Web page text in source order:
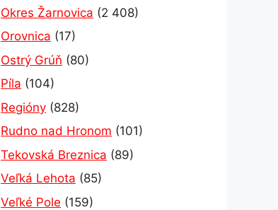
Okres Žarnovica (2 408)
Orovnica (17)
Ostrý Grúň (80)
Píla (104)
Regióny (828)
Rudno nad Hronom (101)
Tekovská Breznica (89)
Veľká Lehota (85)
Veľké Pole (159)